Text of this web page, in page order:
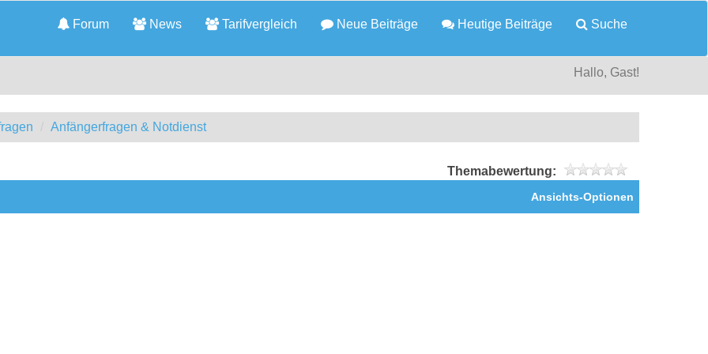
Forum News Tarifvergleich Neue Beiträge Heutige Beiträge Suche
Hallo, Gast!
Anfängerfragen & Notdienst
Themabewertung:
Ansichts-Optionen